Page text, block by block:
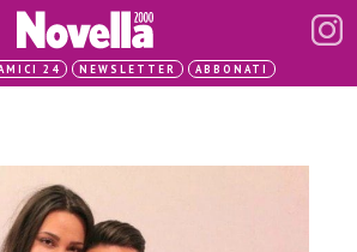
24 NEWSLETTER ABBONATI